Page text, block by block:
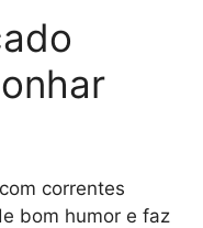
correntes
bom humor e faz